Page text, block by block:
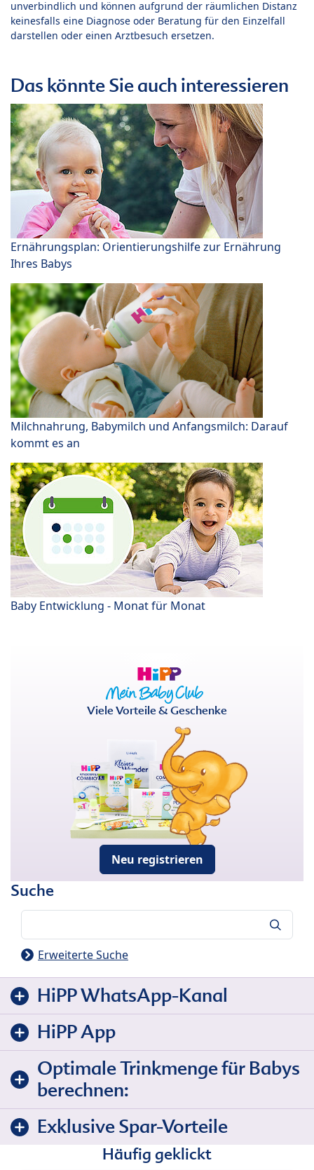
unverbindlich und können aufgrund der räumlichen Distanz
keinesfalls eine Diagnose oder Beratung für den Einzelfall
darstellen oder einen Arztbesuch ersetzen.
Das könnte Sie auch interessieren
Ernährungsplan: Orientierungshilfe zur Ernährung
Ihres Babys
Milchnahrung, Babymilch und Anfangsmilch: Darauf
kommt es an
Baby Entwicklung - Monat für Monat
Viele Vorteile & Geschenke
Neu registrieren
Suche
Erweiterte Suche
HiPP WhatsApp-Kanal
HiPP App
Optimale Trinkmenge für Babys
berechnen:
Exklusive Spar-Vorteile
Häufig geklickt